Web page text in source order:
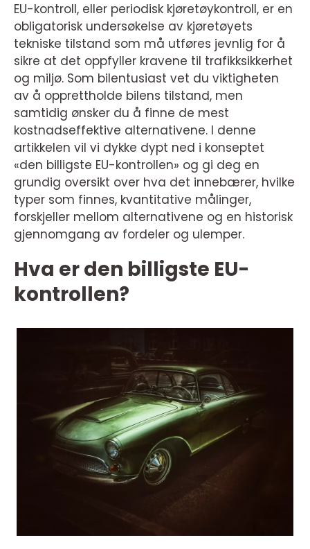
EU-kontroll, eller periodisk kjøretøykontroll, er en
obligatorisk undersøkelse av kjøretøyets
tekniske tilstand som må utføres jevnlig for å
sikre at det oppfyller kravene til trafikksikkerhet
og miljø. Som bilentusiast vet du viktigheten
av å opprettholde bilens tilstand, men
samtidig ønsker du å finne de mest
kostnadseffektive alternativene. I denne
artikkelen vil vi dykke dypt ned i konseptet
«den billigste EU-kontrollen» og gi deg en
grundig oversikt over hva det innebærer, hvilke
typer som finnes, kvantitative målinger,
forskjeller mellom alternativene og en historisk
gjennomgang av fordeler og ulemper.
Hva er den billigste EU-
kontrollen?